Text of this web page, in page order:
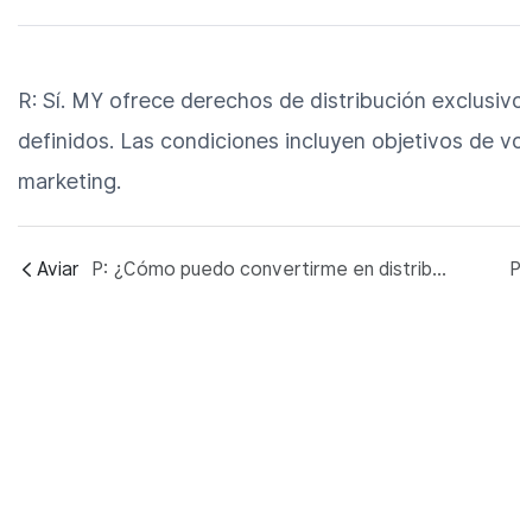
R: Sí. MY ofrece derechos de distribución
definidos. Las condiciones incluyen objetivos de
marketing.
Aviar P: ¿Cómo puedo convertirme en distribuidor autorizado de MY?